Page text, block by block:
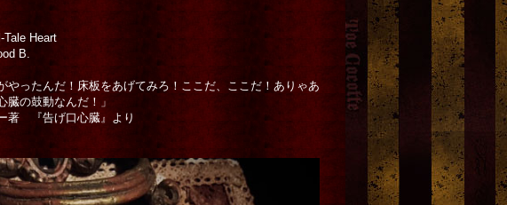
Tale Heart
B.
ったんだ！床板をあげてみろ！ここだ、ここだ！ありゃあ
臓の鼓動なんだ！」
著 『告げ口心臓』より